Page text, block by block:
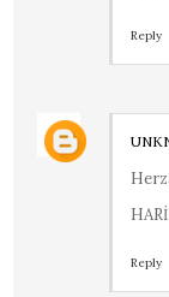
Reply
Reply